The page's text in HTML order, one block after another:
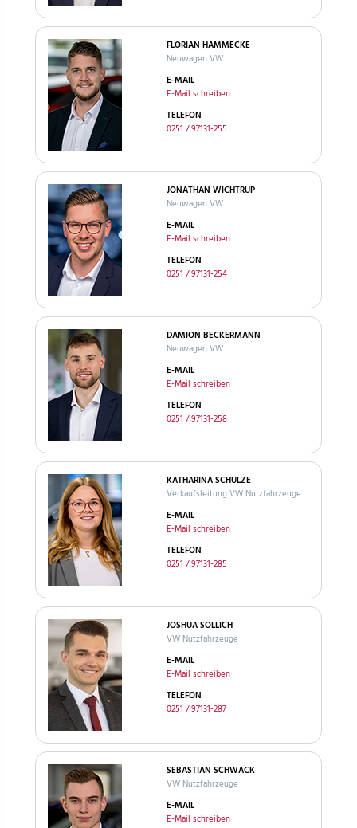
FLORIAN HAMMECKE
Neuwagen VW
E-MAIL
E-Mail schreiben
TELEFON
0251 / 97131-255
JONATHAN WICHTRUP
Neuwagen VW
E-MAIL
E-Mail schreiben
TELEFON
0251 / 97131-254
DAMION BECKERMANN
Neuwagen VW
E-MAIL
E-Mail schreiben
TELEFON
0251 / 97131-258
KATHARINA SCHULZE
Verkaufsleitung VW Nutzfahrzeuge
E-MAIL
E-Mail schreiben
TELEFON
0251 / 97131-285
JOSHUA SOLLICH
VW Nutzfahrzeuge
E-MAIL
E-Mail schreiben
TELEFON
0251 / 97131-287
SEBASTIAN SCHWACK
VW Nutzfahrzeuge
E-MAIL
E-Mail schreiben